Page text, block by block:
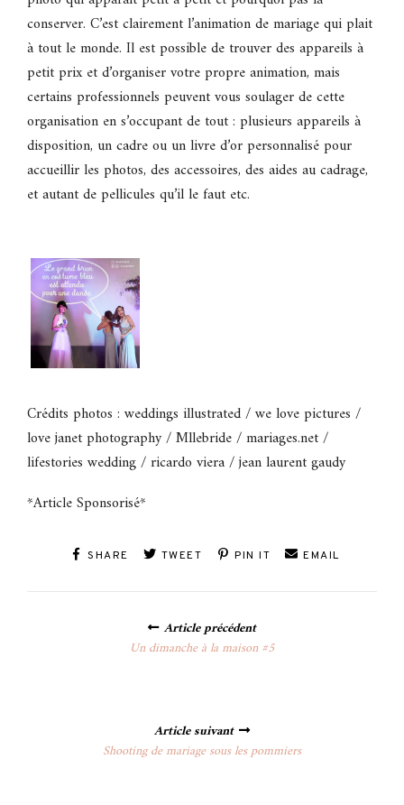
conserver. C’est clairement l’animation de mariage qui plait
à tout le monde. Il est possible de trouver des appareils à
petit prix et d’organiser votre propre animation, mais
certains professionnels peuvent vous soulager de cette
organisation en s’occupant de tout : plusieurs appareils à
disposition, un cadre ou un livre d’or personnalisé pour
accueillir les photos, des accessoires, des aides au cadrage,
et autant de pellicules qu’il le faut etc.
Crédits photos : weddings illustrated / we love pictures /
love janet photography / Mllebride / mariages.net /
lifestories wedding / ricardo viera / jean laurent gaudy
*Article Sponsorisé*
SHARE TWEET PIN IT EMAIL
Article précédent
Un dimanche à la maison #5
Article suivant
Shooting de mariage sous les pommiers